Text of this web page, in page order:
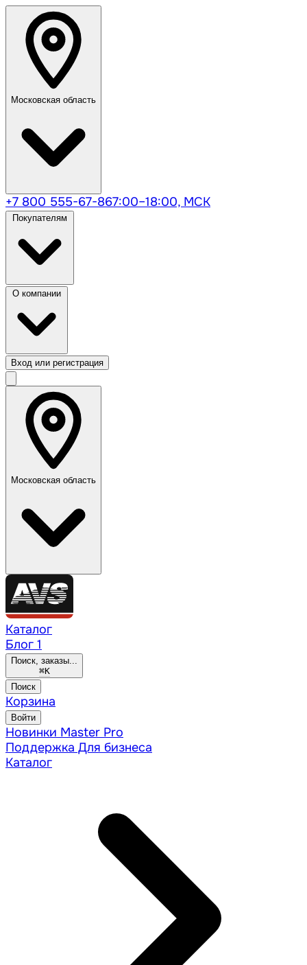
Московская область
+7 800 555-67-867:00–18:00, МСК
Вход или регистрация
Московская область
Каталог
Блог 1
Поиск, заказы...
⌘K
Поиск
Корзина
Войти
Новинки Master Pro
Поддержка Для бизнеса
Каталог